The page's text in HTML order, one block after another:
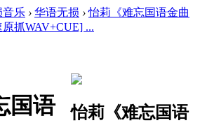
音乐 › 华语无损 › 怡莉《难忘国语金曲
抓WAV+CUE] ...
国语
怡莉《难忘国语